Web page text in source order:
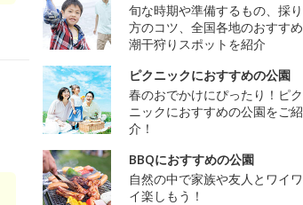
旬な時期や準備するもの、採り
方のコツ、全国各地のおすすめ
潮干狩りスポットを紹介
ピクニックにおすすめの公園
春のおでかけにぴったり！ピク
ニックにおすすめの公園をご紹
介！
BBQにおすすめの公園
自然の中で家族や友人とワイワ
イ楽しもう！